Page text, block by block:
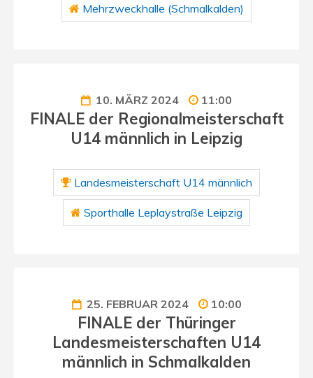
Mehrzweckhalle (Schmalkalden)
10. MÄRZ 2024 11:00
FINALE der Regionalmeisterschaft
U14 männlich in Leipzig
Landesmeisterschaft U14 männlich
Sporthalle Leplaystraße Leipzig
25. FEBRUAR 2024 10:00
FINALE der Thüringer
Landesmeisterschaften U14
männlich in Schmalkalden